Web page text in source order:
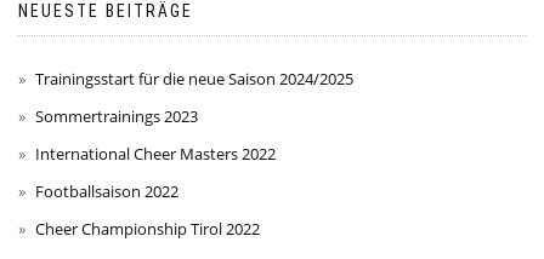
NEUESTE BEITRÄGE
Trainingsstart für die neue Saison 2024/2025
Sommertrainings 2023
International Cheer Masters 2022
Footballsaison 2022
Cheer Championship Tirol 2022